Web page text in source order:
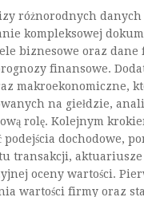
różnorodnych danych
kompleksowej
biznesowe oraz dane
finansowe.
makroekonomiczne,
na giełdzie,
rolę. Kolejnym
dochodowe,
transakcji, aktuariusze
oceny wartości.
wartości firmy oraz